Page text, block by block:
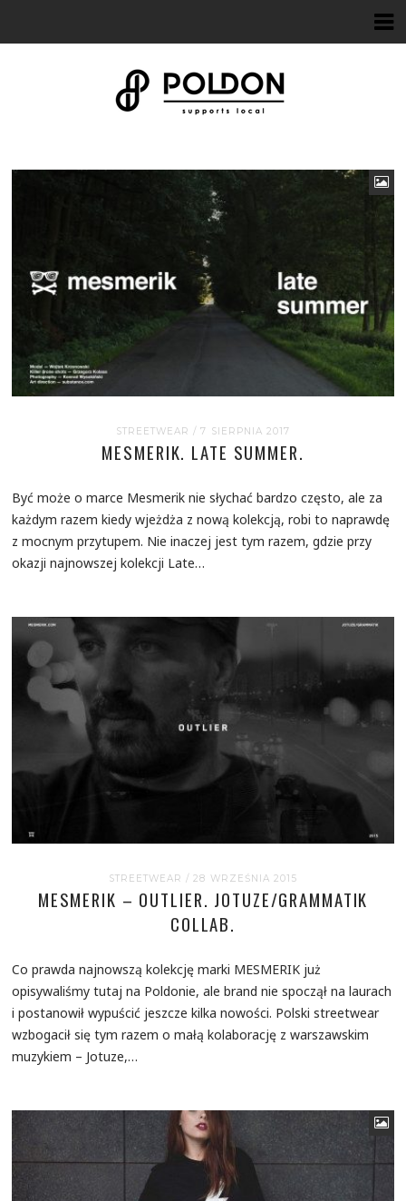
STREETWEAR / 7 SIERPNIA 2017
MESMERIK. LATE SUMMER.
Być może o marce Mesmerik nie słychać bardzo często, ale za
każdym razem kiedy wjeżdża z nową kolekcją, robi to naprawdę
z mocnym przytupem. Nie inaczej jest tym razem, gdzie przy
okazji najnowszej kolekcji Late…
STREETWEAR / 28 WRZEŚNIA 2015
MESMERIK – OUTLIER. JOTUZE/GRAMMATIK
COLLAB.
Co prawda najnowszą kolekcję marki MESMERIK już
opisywaliśmy tutaj na Poldonie, ale brand nie spoczął na laurach
i postanowił wypuścić jeszcze kilka nowości. Polski streetwear
wzbogacił się tym razem o małą kolaborację z warszawskim
muzykiem – Jotuze,…